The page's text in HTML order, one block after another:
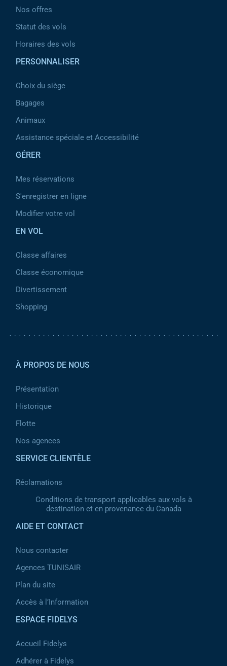
Nos offres
Statut des vols
Horaires des vols
PERSONNALISER
Choix du siège
Bagages
Animaux
Assistance spéciale et Accessibilité
GÉRER
Mes réservations
S'enregistrer en ligne
Modifier votre vol
EN VOL
Classe affaires
Classe économique
Divertissement
Shopping
À PROPOS DE NOUS
Présentation
Historique
Flotte
Nos agences
SERVICE CLIENTÈLE
Réclamations
Conditions de transport applicables aux vols à
destination et en provenance du Canada
AIDE ET CONTACT
Nous contacter
Agences TUNISAIR
Plan du site
Accès à l’Information
ESPACE FIDELYS
Accueil Fidelys
Adhérer à Fidelys